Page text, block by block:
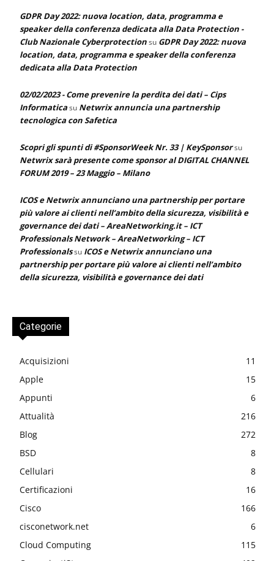
GDPR Day 2022: nuova location, data, programma e
speaker della conferenza dedicata alla Data Protection -
Club Nazionale Cyberprotectionsu GDPR Day 2022: nuova
location, data, programma e speaker della conferenza
dedicata alla Data Protection
02/02/2023 - Come prevenire la perdita dei dati – Cips
Informaticasu Netwrix annuncia una partnership
tecnologica con Safetica
Scopri gli spunti di #SponsorWeek Nr. 33 | KeySponsorsu
Netwrix sarà presente come sponsor al DIGITAL CHANNEL
FORUM 2019 – 23 Maggio – Milano
ICOS e Netwrix annunciano una partnership per portare
più valore ai clienti nell’ambito della sicurezza, visibilità e
governance dei dati – AreaNetworking.it – ICT
Professionals Network – AreaNetworking – ICT
Professionalssu ICOS e Netwrix annunciano una
partnership per portare più valore ai clienti nell’ambito
della sicurezza, visibilità e governance dei dati
Categorie
Acquisizioni
11
Apple
15
Appunti
6
Attualità
216
Blog
272
BSD
8
Cellulari
8
Certificazioni
16
Cisco
166
cisconetwork.net
6
Cloud Computing
115